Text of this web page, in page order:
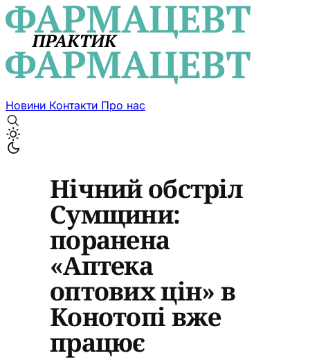
Новини Контакти Про нас
Нічний обстріл
Сумщини:
поранена
«Аптека
оптових цін» в
Конотопі вже
працює